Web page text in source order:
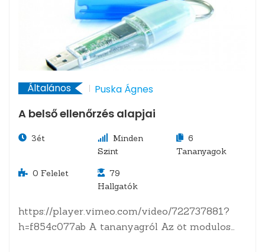
Általános Puska Ágnes
A belső ellenőrzés alapjai
3ét
Minden
Szint
6
Tananyagok
0 Felelet
79
Hallgatók
https://player.vimeo.com/video/722737881?
h=f854c077ab A tananyagról Az öt modulos